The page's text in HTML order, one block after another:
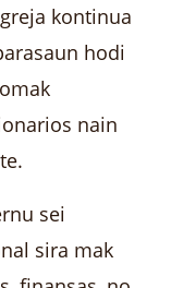
kontinua
hodi
nain
sei
sira mak